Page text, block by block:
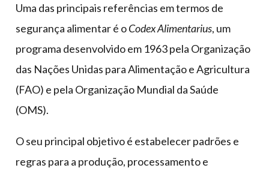
Uma das principais referências em termos de
segurança alimentar é oCodex Alimentarius, um
programa desenvolvido em 1963 pela Organização
das Nações Unidas para Alimentação e Agricultura
(FAO) e pela Organização Mundial da Saúde
(OMS).
O seu principal objetivo é estabelecer padrões e
regras para a produção, processamento e